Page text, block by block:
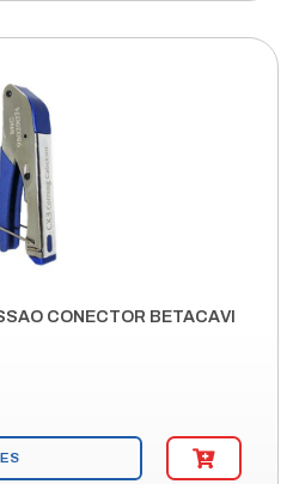
CONECTOR BETACAVI